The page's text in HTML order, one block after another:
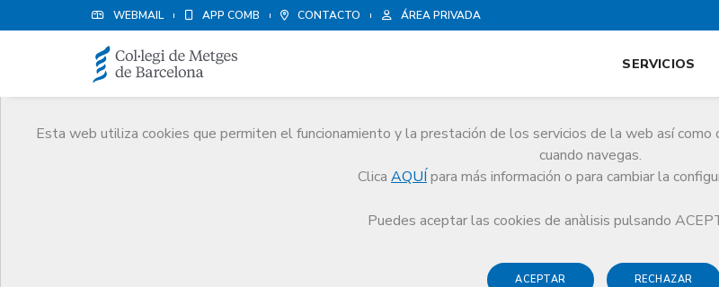
WEBMAIL APP COMB CONTACTO ÁREA PRIVADA
Esta web utiliza cookies que permiten el funcionamiento y la prestación de los servicios de la web así como
cuando navegas.
Clica AQUÍ para más información o para cambiar la
Puedes aceptar las cookies de anàlisis pulsando
ACEPTAR RECHAZAR
SERVICIOS
Edición especial 2022: #INOBLIDABLES